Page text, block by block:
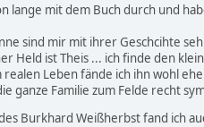
lange mit dem Buch durch und
sind mir mit ihrer Geschcihte
Held ist Theis ... ich finde den
Leben fände ich ihn wohl
ganze Familie zum Felde recht
Burkhard Weißherbst fand ich